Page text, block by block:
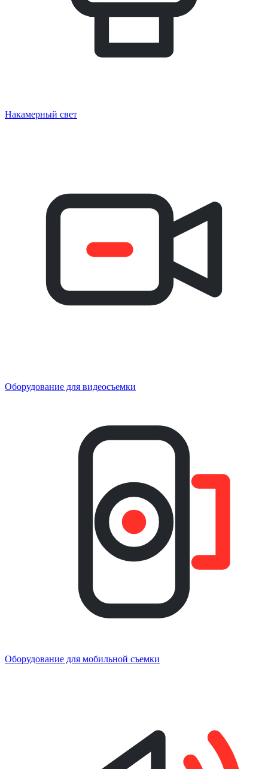
Накамерный свет
Оборудование для видеосъемки
Оборудование для мобильной съемки